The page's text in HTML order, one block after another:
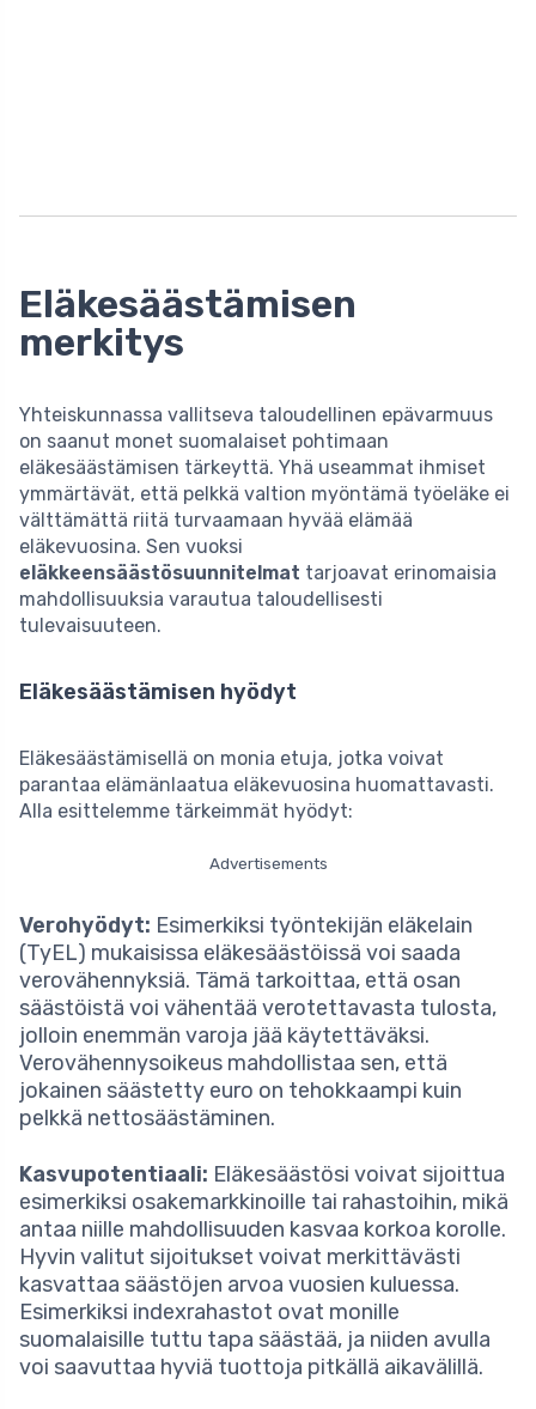
Eläkesäästämisen
merkitys
Yhteiskunnassa vallitseva taloudellinen epävarmuus
on saanut monet suomalaiset pohtimaan
eläkesäästämisen tärkeyttä. Yhä useammat ihmiset
ymmärtävät, että pelkkä valtion myöntämä työeläke ei
välttämättä riitä turvaamaan hyvää elämää
eläkevuosina. Sen vuoksi
eläkkeensäästösuunnitelmat tarjoavat erinomaisia
mahdollisuuksia varautua taloudellisesti
tulevaisuuteen.
Eläkesäästämisen hyödyt
Eläkesäästämisellä on monia etuja, jotka voivat
parantaa elämänlaatua eläkevuosina huomattavasti.
Alla esittelemme tärkeimmät hyödyt:
Advertisements
Verohyödyt: Esimerkiksi työntekijän eläkelain
(TyEL) mukaisissa eläkesäästöissä voi saada
verovähennyksiä. Tämä tarkoittaa, että osan
säästöistä voi vähentää verotettavasta tulosta,
jolloin enemmän varoja jää käytettäväksi.
Verovähennysoikeus mahdollistaa sen, että
jokainen säästetty euro on tehokkaampi kuin
pelkkä nettosäästäminen.
Kasvupotentiaali: Eläkesäästösi voivat sijoittua
esimerkiksi osakemarkkinoille tai rahastoihin, mikä
antaa niille mahdollisuuden kasvaa korkoa korolle.
Hyvin valitut sijoitukset voivat merkittävästi
kasvattaa säästöjen arvoa vuosien kuluessa.
Esimerkiksi indexrahastot ovat monille
suomalaisille tuttu tapa säästää, ja niiden avulla
voi saavuttaa hyviä tuottoja pitkällä aikavälillä.